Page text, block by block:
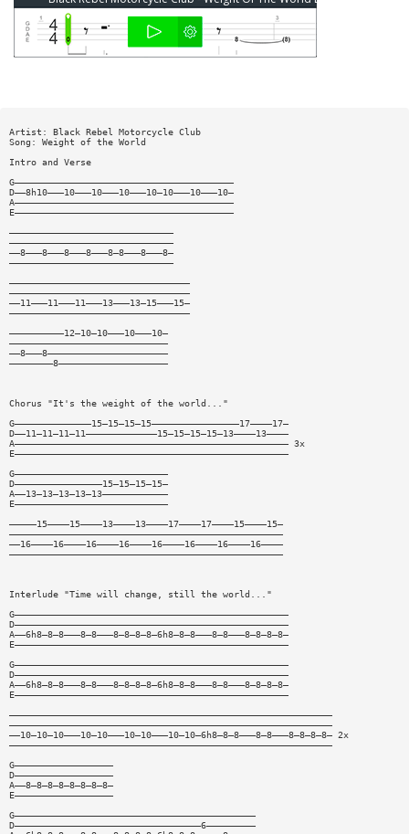
Artist: Black Rebel Motorcycle Club
Song: Weight of the World
Intro and Verse
G————————————————————————————————————————
D——8h10———10———10———10———10—10———10———10—
A————————————————————————————————————————
E————————————————————————————————————————
——————————————————————————————
——————————————————————————————
——8———8———8———8———8—8———8———8—
——————————————————————————————
—————————————————————————————————
—————————————————————————————————
——11———11———11———13———13—15———15—
—————————————————————————————————
——————————12—10—10———10———10—
—————————————————————————————
——8———8——————————————————————
————————8————————————————————
Chorus "It's the weight of the world..."
G——————————————15—15—15—15————————————————17————17—
D——11—11—11—11—————————————15—15—15—15—13————13————
A—————————————————————————————————————————————————— 3x
E——————————————————————————————————————————————————
G————————————————————————————
D————————————————15—15—15—15—
A——13—13—13—13—13————————————
E————————————————————————————
—————15————15————13————13————17————17————15————15—
——————————————————————————————————————————————————
——16————16————16————16————16————16————16————16————
——————————————————————————————————————————————————
Interlude "Time will change, still the world..."
G——————————————————————————————————————————————————
D——————————————————————————————————————————————————
A——6h8—8—8———8—8———8—8—8—8—6h8—8—8———8—8———8—8—8—8—
E——————————————————————————————————————————————————
G——————————————————————————————————————————————————
D——————————————————————————————————————————————————
A——6h8—8—8———8—8———8—8—8—8—6h8—8—8———8—8———8—8—8—8—
E——————————————————————————————————————————————————
———————————————————————————————————————————————————————————
———————————————————————————————————————————————————————————
——10—10—10———10—10———10—10———10—10—6h8—8—8———8—8———8—8—8—8— 2x
———————————————————————————————————————————————————————————
G——————————————————
D——————————————————
A——8—8—8—8—8—8—8—8—
E——————————————————
G————————————————————————————————————————————
D——————————————————————————————————6—————————